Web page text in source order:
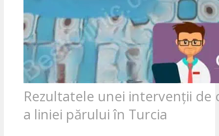
Rezultatele unei intervenții de
a liniei părului în Turcia